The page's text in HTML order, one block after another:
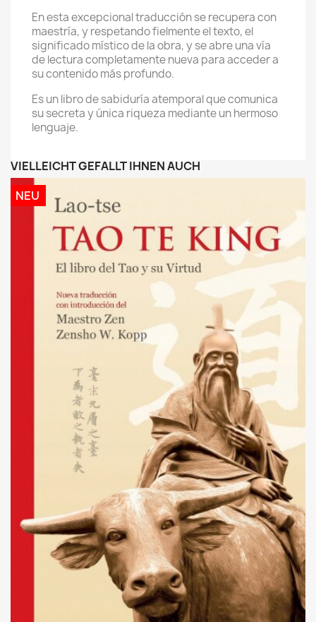
En esta excepcional traducción se recupera con
maestría, y respetando fielmente el texto, el
significado místico de la obra, y se abre una vía
de lectura completamente nueva para acceder a
su contenido más profundo.
Es un libro de sabiduría atemporal que comunica
su secreta y única riqueza mediante un hermoso
lenguaje.
VIELLEICHT GEFÄLLT IHNEN AUCH
NEU